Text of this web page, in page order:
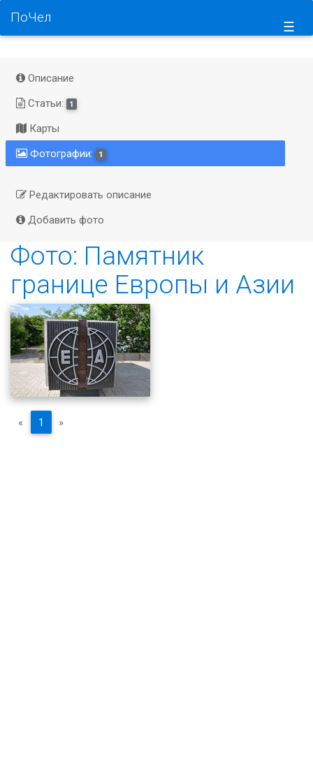
☰
ПоЧел
Описание
Статьи:
1
Карты
Фотографии:
1
Редактировать описание
Добавить фото
Фото: Памятник
границе Европы и Азии
« 1 »